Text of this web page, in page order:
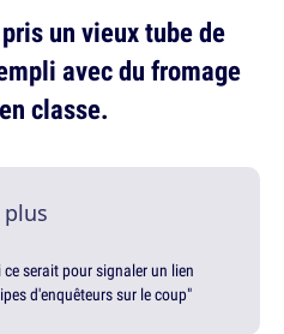
un vieux tube de
avec du fromage
classe.
ce serait pour signaler un lien
d'enquêteurs sur le coup"